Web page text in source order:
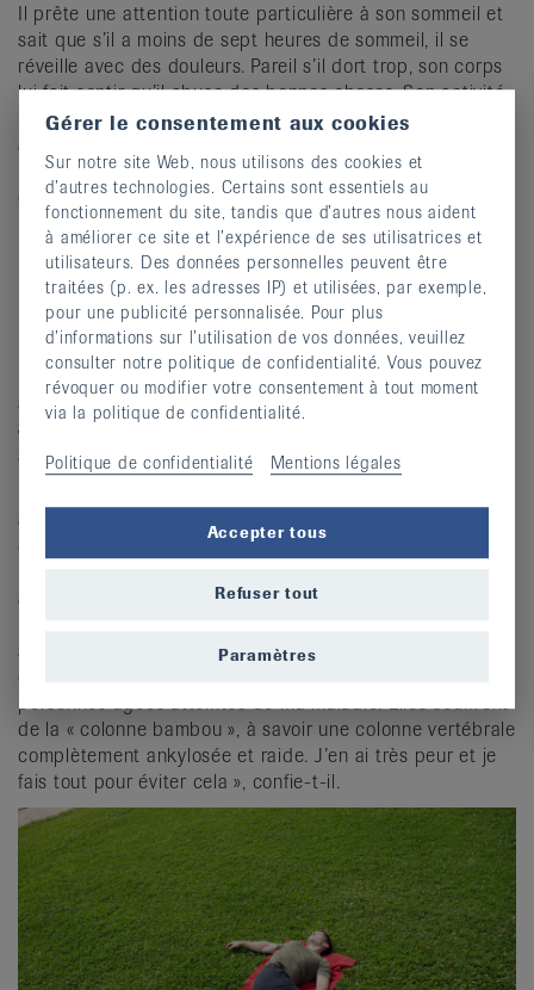
Il prête une attention toute particulière à son sommeil et
sait que s’il a moins de sept heures de sommeil, il se
réveille avec des douleurs. Pareil s’il dort trop, son corps
lui fait sentir qu’il abuse des bonnes choses. Son activité
indépendante permet à Nicolas d’organiser son quotidien
afin de bien gérer sa maladie. Cette flexibilité lui est très
précieuse et contraste clairement avec la structure rigide
de sa période militaire.
Routine et force intérieure pour ancrage
Nicolas considère toutefois sa formation militaire comme
un avantage. En particulier la discipline acquise, la
routine à laquelle on se tient : les rituels dès le petit
matin que ce soit un tour de course à pied au lever du
soleil ou la consignation par écrit de ses objectifs du jour.
Sa capacité d’endurance lui permet un bon ancrage,
surtout dans les moments où il doute de lui.
au-delà de sa propre santé : Nicolas est papa d’un petit
garçon de huit ans. Il souhaite rester actif aussi
antibiotique a été une étape importante puisqu’il a
souhaiterait également pouvoir influencer positivement le
personnes âgées atteintes de ma maladie. Elles souffrent
de la « colonne bambou », à savoir une colonne vertébrale
complètement ankylosée et raide. J’en ai très peur et je
fais tout pour éviter cela », confie-t-il.
Gérer le consentement aux cookies
Sur notre site Web, nous utilisons des cookies et
d’autres technologies. Certains sont essentiels au
fonctionnement du site, tandis que d’autres nous aident
à améliorer ce site et l’expérience de ses utilisatrices et
utilisateurs. Des données personnelles peuvent être
traitées (p. ex. les adresses IP) et utilisées, par exemple,
pour une publicité personnalisée. Pour plus
d’informations sur l’utilisation de vos données, veuillez
consulter notre politique de confidentialité. Vous pouvez
révoquer ou modifier votre consentement à tout moment
via la politique de confidentialité.
Politique de confidentialité Mentions légales
Accepter tous
Refuser tout
Paramètres